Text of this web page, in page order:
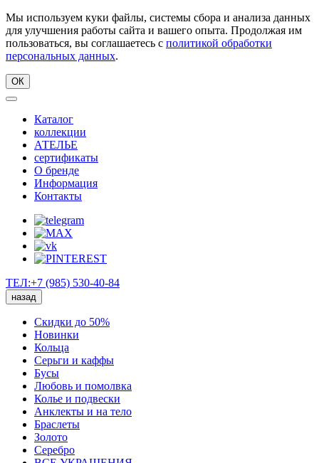
Мы используем куки файлы, системы сбора и анализа данных
для улучшения работы сайта и вашего опыта. Продолжая им
пользоваться, вы соглашаетесь с политикой обработки
персональных данных.
ОК
Каталог
коллекции
АТЕЛЬЕ
сертификаты
О бренде
Информация
Контакты
ТЕЛ:+7 (985) 530-40-84
назад
Скидки до 50%
Новинки
Кольца
Серьги и каффы
Бусы
Любовь и помолвка
Колье и подвески
Анклекты и на тело
Браслеты
Золото
Серебро